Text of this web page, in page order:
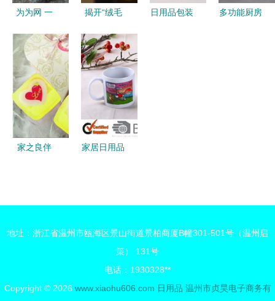
为为网 一
日用品采购
平台
揭开“绒毛
健康谣言的
真相
日用品包装
多功能厨房
家之良伴
家居日用品
地址：浙江省温州市瓯海区景山街道景柏商厦B幢301-501号（温州启
策） 131号
电话：1930328**
Copyright © 2026 www.xiaohu606.com 日用品 温州市贞昊电子商务有